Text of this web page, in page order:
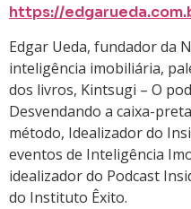
https://
Edgar Ueda, fundador da
inteligência imobiliária,
dos livros, Kintsugi – O
Desvendando a caixa-
método, Idealizador do
eventos de Inteligência
idealizador do Podcast
do Instituto Êxito.